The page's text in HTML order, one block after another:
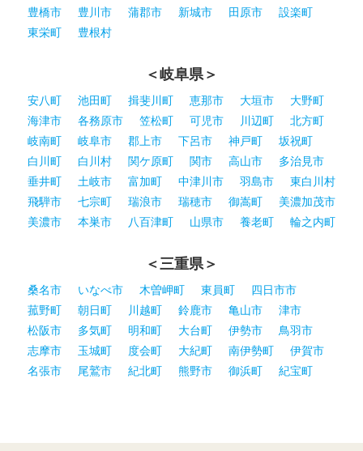
豊橋市
豊川市 蒲郡市 新城市 田原市
設楽町
東栄町
豊根村
＜岐阜県＞
安八町 池田町 揖斐川町 恵那市 大垣市
大野町
海津市
各務原市 笠松町 可児市 川辺町
北方町
岐南町
岐阜市 郡上市 下呂市 神戸町
坂祝町
白川町
白川村 関ケ原町 関市 高山市
多治見市
垂井町
土岐市 富加町 中津川市 羽島市
東白川村
飛騨市
七宗町 瑞浪市 瑞穂市 御嵩町
美濃加茂市
美濃市
本巣市 八百津町 山県市 養老町 輪之内町
＜三重県＞
桑名市 いなべ市 木曽岬町 東員町
四日市市
菰野町
朝日町 川越町 鈴鹿市 亀山市
津市
松阪市
多気町 明和町 大台町 伊勢市
鳥羽市
志摩市
玉城町 度会町 大紀町 南伊勢町
伊賀市
名張市
尾鷲市 紀北町 熊野市 御浜町 紀宝町